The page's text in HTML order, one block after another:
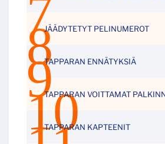
JÄÄDYTETYT PELINUMEROT
TAPPARAN ENNÄTYKSIÄ
TAPPARAN VOITTAMAT
TAPPARAN KAPTEENIT